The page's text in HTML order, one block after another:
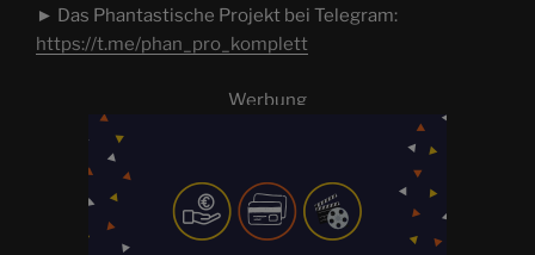
► Das Phantastische Projekt bei Telegram:
https://t.me/phan_pro_komplett
Werbung